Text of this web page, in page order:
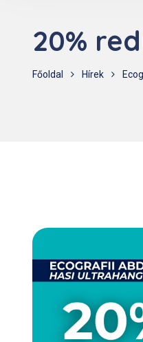
20%
Főoldal Hírek